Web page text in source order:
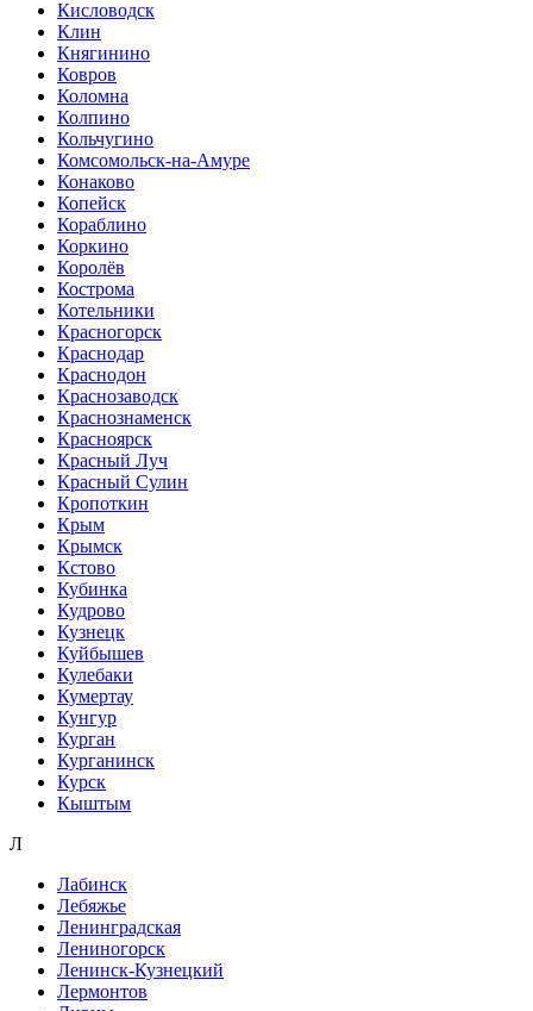
Кисловодск
Клин
Княгинино
Ковров
Коломна
Колпино
Кольчугино
Комсомольск-на-Амуре
Конаково
Копейск
Кораблино
Коркино
Королёв
Кострома
Котельники
Красногорск
Краснодар
Краснодон
Краснозаводск
Краснознаменск
Красноярск
Красный Луч
Красный Сулин
Кропоткин
Крым
Крымск
Кстово
Кубинка
Кудрово
Кузнецк
Куйбышев
Кулебаки
Кумертау
Кунгур
Курган
Курганинск
Курск
Кыштым
Л
Лабинск
Лебяжье
Ленинградская
Лениногорск
Ленинск-Кузнецкий
Лермонтов